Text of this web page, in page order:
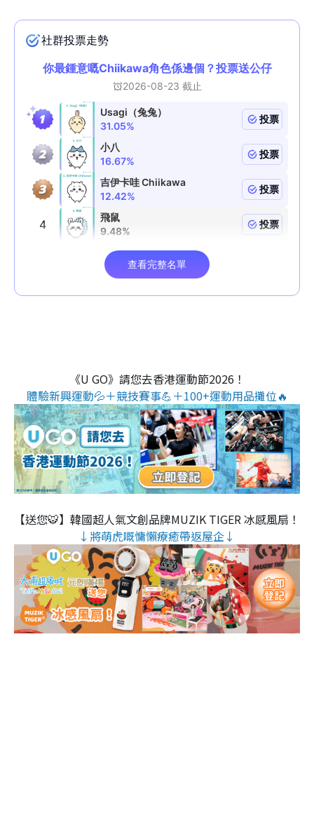
《U GO》請您去香港運動節2026！
體驗新興運動💦＋競技賽事💪＋100+運動用品攤位🔥
【送您🐯】韓國超人氣文創品牌MUZIK TIGER 冰感風扇！
↓將萌虎嘅慵懶療癒帶返屋企↓